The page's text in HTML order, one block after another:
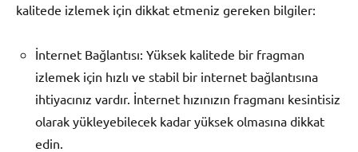
kalitede izlemek için dikkat etmeniz gereken bilgiler:
İnternet Bağlantısı: Yüksek kalitede bir fragman
izlemek için hızlı ve stabil bir internet bağlantısına
ihtiyacınız vardır. İnternet hızınızın fragmanı kesintisiz
olarak yükleyebilecek kadar yüksek olmasına dikkat
edin.